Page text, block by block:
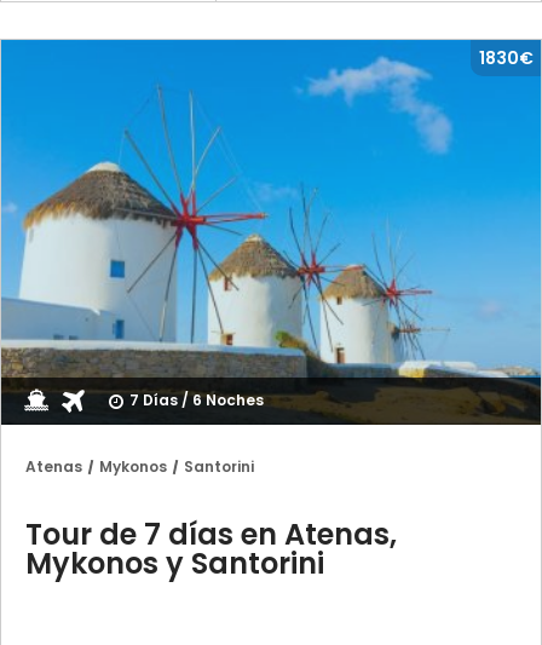
7 Días / 6 Noches
1830€
Atenas Mykonos Santorini
Tour de 7 días en Atenas,
Mykonos y Santorini